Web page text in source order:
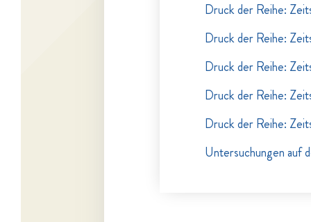
Druck der Reihe:
Druck der Reihe:
Druck der Reihe:
Druck der Reihe:
Druck der Reihe:
Untersuchungen auf